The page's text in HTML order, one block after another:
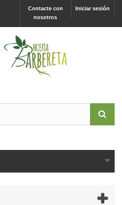
Iniciar sesión
Contacte con
nosotros